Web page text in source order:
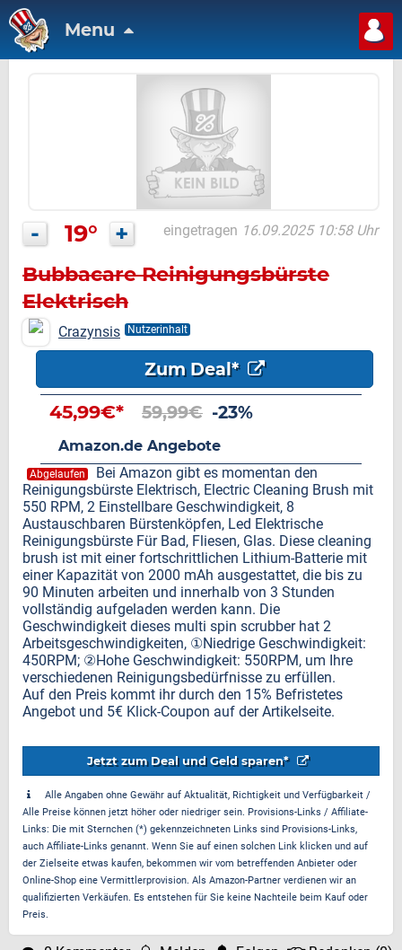
Menu
- 19° + eingetragen 16.09.2025 10:58 Uhr
Bubbacare Reinigungsbürste
Elektrisch
Crazynsis Nutzerinhalt
Zum Deal*
45,99€* 59,99€ -23%
Amazon.de Angebote
Abgelaufen
Bei Amazon gibt es momentan den
Reinigungsbürste Elektrisch, Electric Cleaning Brush mit
550 RPM, 2 Einstellbare Geschwindigkeit, 8
Austauschbaren Bürstenköpfen, Led Elektrische
Reinigungsbürste Für Bad, Fliesen, Glas. Diese cleaning
brush ist mit einer fortschrittlichen Lithium-Batterie mit
einer Kapazität von 2000 mAh ausgestattet, die bis zu
90 Minuten arbeiten und innerhalb von 3 Stunden
vollständig aufgeladen werden kann. Die
Geschwindigkeit dieses multi spin scrubber hat 2
Arbeitsgeschwindigkeiten, ①Niedrige Geschwindigkeit:
450RPM; ②Hohe Geschwindigkeit: 550RPM, um Ihre
verschiedenen Reinigungsbedürfnisse zu erfüllen.
Auf den Preis kommt ihr durch den 15% Befristetes
Angebot und 5€ Klick-Coupon auf der Artikelseite.
Jetzt zum Deal und Geld sparen*
Alle Angaben ohne Gewähr auf Aktualität, Richtigkeit und Verfügbarkeit /
Alle Preise können jetzt höher oder niedriger sein. Provisions-Links / Affiliate-
Links: Die mit Sternchen (*) gekennzeichneten Links sind Provisions-Links,
auch Affiliate-Links genannt. Wenn Sie auf einen solchen Link klicken und auf
der Zielseite etwas kaufen, bekommen wir vom betreffenden Anbieter oder
Online-Shop eine Vermittlerprovision. Als Amazon-Partner verdienen wir an
qualifizierten Verkäufen. Es entstehen für Sie keine Nachteile beim Kauf oder
Preis.